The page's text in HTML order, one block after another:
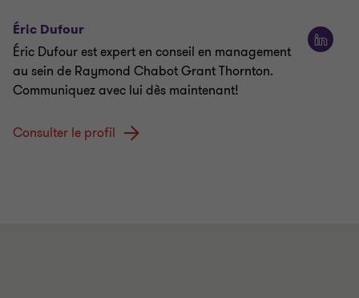
Éric Dufour
Éric Dufour est expert en conseil en management
au sein de Raymond Chabot Grant Thornton.
Communiquez avec lui dès maintenant!
Consulter le profil